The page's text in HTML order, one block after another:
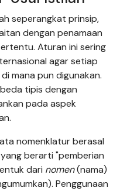
seperangkat prinsip,
dengan penamaan
Aturan ini sering
agar setiap
mana pun digunakan.
tipis dengan
pada aspek
nomenklatur berasal
yang berarti "pemberian
dari nomen(nama)
Penggunaan